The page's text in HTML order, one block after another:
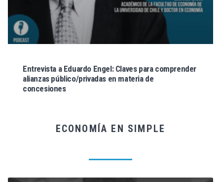
Entrevista a Eduardo Engel: Claves para comprender
alianzas público/privadas en materia de
concesiones
ECONOMÍA EN SIMPLE